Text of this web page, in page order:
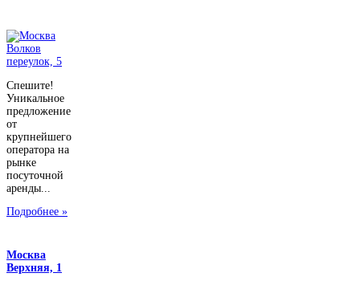
Спешите!
Уникальное
предложение
от
крупнейшего
оператора на
рынке
посуточной
аренды...
Подробнее »
Москва
Верхняя, 1